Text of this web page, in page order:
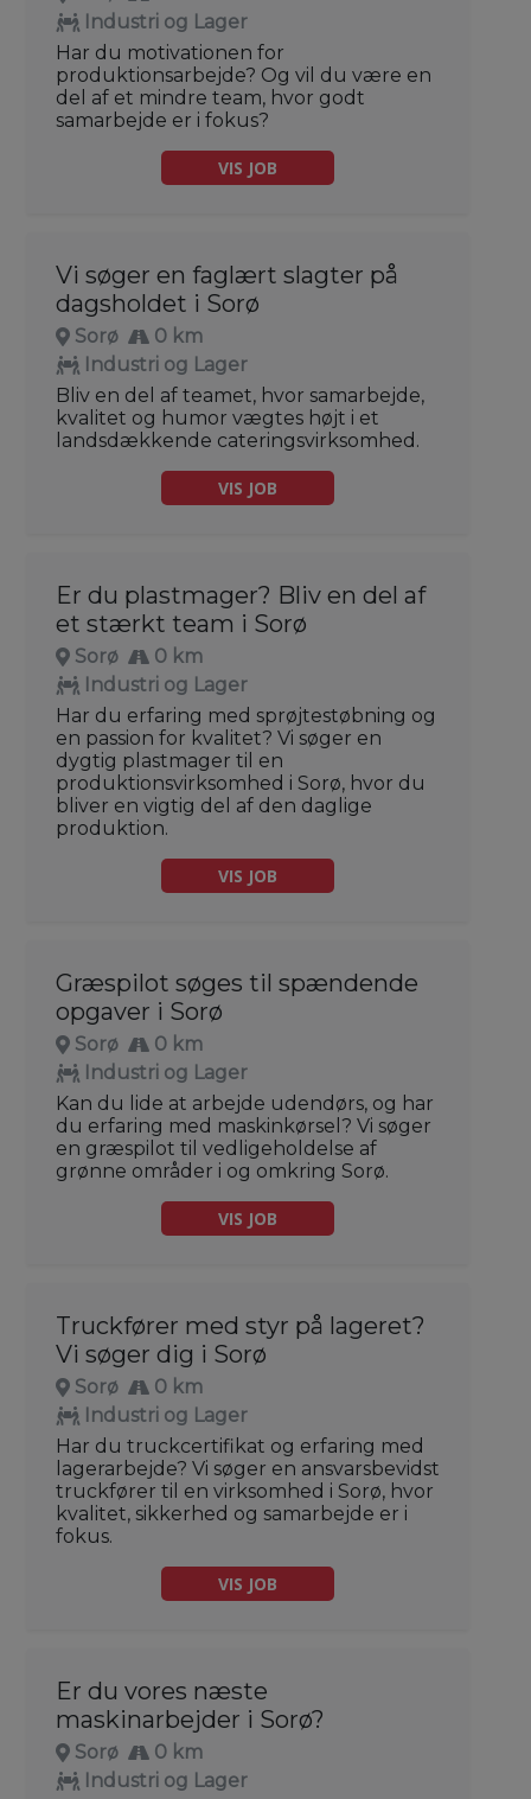
Industri og Lager
Har du motivationen for
produktionsarbejde? Og vil du være en
del af et mindre team, hvor godt
samarbejde er i fokus?
VIS JOB
Vi søger en faglært slagter på
dagsholdet i Sorø
Sorø
0 km
Industri og Lager
Bliv en del af teamet, hvor samarbejde,
kvalitet og humor vægtes højt i et
landsdækkende cateringsvirksomhed.
VIS JOB
Er du plastmager? Bliv en del af
et stærkt team i Sorø
Sorø
0 km
Industri og Lager
Har du erfaring med sprøjtestøbning og
en passion for kvalitet? Vi søger en
dygtig plastmager til en
produktionsvirksomhed i Sorø, hvor du
bliver en vigtig del af den daglige
produktion.
VIS JOB
Græspilot søges til spændende
opgaver i Sorø
Sorø
0 km
Industri og Lager
Kan du lide at arbejde udendørs, og har
du erfaring med maskinkørsel? Vi søger
en græspilot til vedligeholdelse af
grønne områder i og omkring Sorø.
VIS JOB
Truckfører med styr på lageret?
Vi søger dig i Sorø
Sorø
0 km
Industri og Lager
Har du truckcertifikat og erfaring med
lagerarbejde? Vi søger en ansvarsbevidst
truckfører til en virksomhed i Sorø, hvor
kvalitet, sikkerhed og samarbejde er i
fokus.
VIS JOB
Er du vores næste
maskinarbejder i Sorø?
Sorø
0 km
Industri og Lager